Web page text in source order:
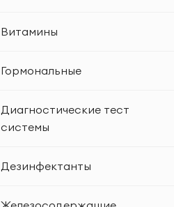
Витамины
Гормональные
Диагностические тест
системы
Дезинфектанты